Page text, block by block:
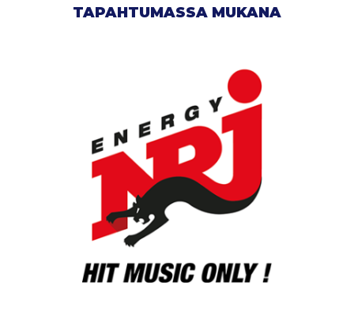
TAPAHTUMASSA MUKANA